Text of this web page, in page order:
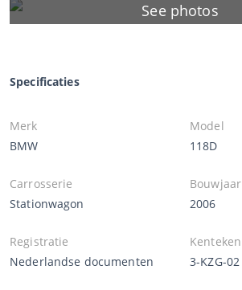
See photos
Specificaties
Merk
BMW
Model
118D
Carrosserie
Stationwagon
Bouwjaar
2006
Registratie
Nederlandse documenten
Kenteken
3-KZG-02